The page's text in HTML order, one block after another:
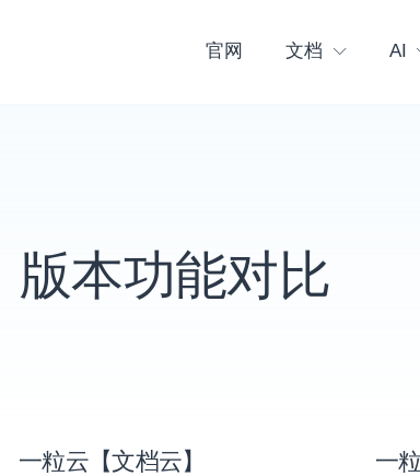
官网 文档 AI
版本功能对比
一粒云【文档云】 一